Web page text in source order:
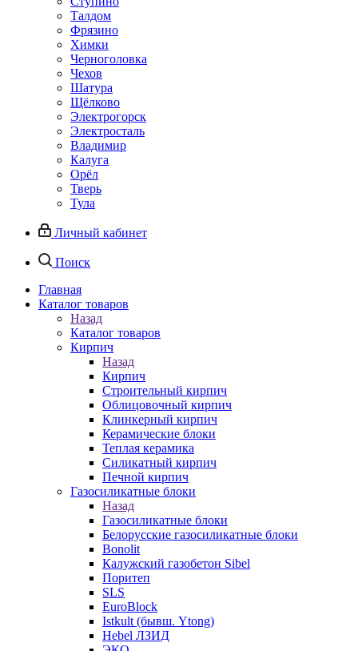
Талдом
Фрязино
Химки
Черноголовка
Чехов
Шатура
Щёлково
Электрогорск
Электросталь
Владимир
Калуга
Орёл
Тверь
Тула
Личный кабинет
Поиск
Главная
Каталог товаров
Назад
Каталог товаров
Кирпич
Назад
Кирпич
Строительный кирпич
Облицовочный кирпич
Клинкерный кирпич
Керамические блоки
Теплая керамика
Силикатный кирпич
Печной кирпич
Газосиликатные блоки
Назад
Газосиликатные блоки
Белорусские газосиликатные блоки
Bonolit
Калужский газобетон Sibel
Поритеп
SLS
EuroBlock
Istkult (бывш. Ytong)
Hebel ЛЗИД